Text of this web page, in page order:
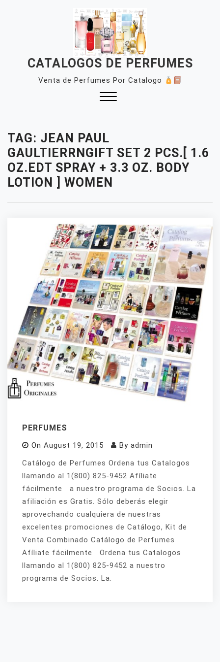
CATALOGOS DE PERFUMES
Venta de Perfumes Por Catalogo
TAG: JEAN PAUL
GAULTIERRNGIFT SET 2 PCS.[ 1.6
OZ.EDT SPRAY + 3.3 OZ. BODY
LOTION ] WOMEN
PERFUMES
On August 19, 2015 By admin
Catálogo de Perfumes Ordena tus Catalogos
llamando al 1(800) 825-9452 Afíliate
fácilmente a nuestro programa de Socios. La
afiliación es Gratis. Sólo deberás elegir
aprovechando cualquiera de nuestras
excelentes promociones de Catálogo, Kit de
Venta Combinado Catálogo de Perfumes
Afíliate fácilmente Ordena tus Catalogos
llamando al 1(800) 825-9452 a nuestro
programa de Socios. La.